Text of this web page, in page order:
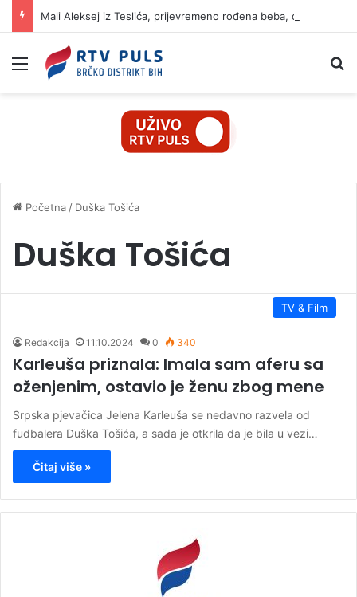
Izbornik
Početna / Duška Tošića
Duška Tošića
TV & Film
Redakcija 11.10.2024 0 340
Karleuša priznala: Imala sam aferu sa
oženjenim, ostavio je ženu zbog mene
Srpska pjevačica Jelena Karleuša se nedavno razvela od
fudbalera Duška Tošića, a sada je otkrila da je bila u vezi…
Čitaj više »